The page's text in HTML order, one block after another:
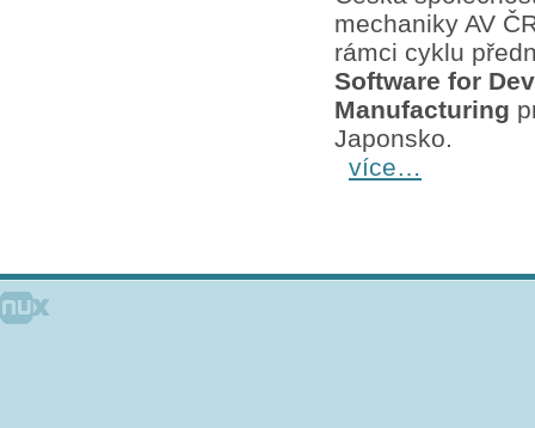
mechaniky AV
rámci cyklu
Software for
Manufacturing
Japonsko.
více…